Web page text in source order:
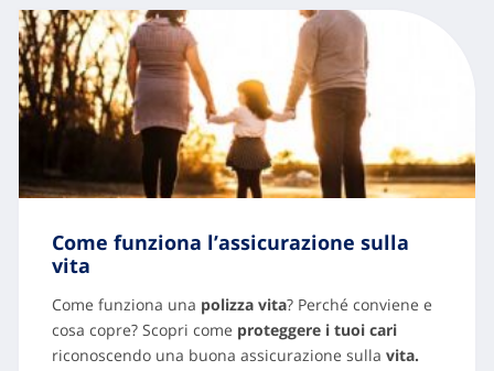
Come funziona l’assicurazione sulla
vita
Come funziona una polizza vita? Perché conviene e
cosa copre? Scopri come proteggere i tuoi cari
riconoscendo una buona assicurazione sulla vita.